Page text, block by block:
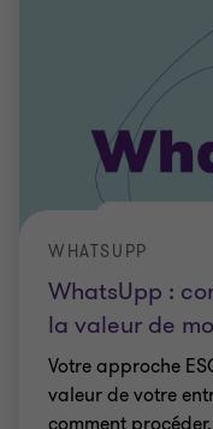
WhatsUpp :
la valeur de
WHATSUPP
Votre approche
valeur de votre